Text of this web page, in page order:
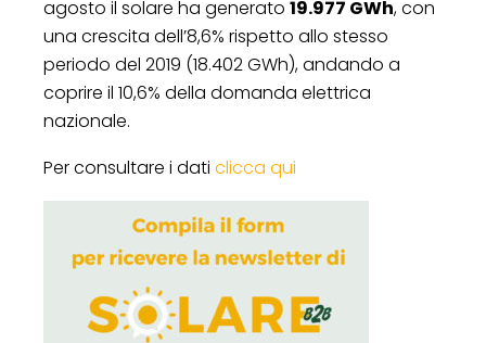
agosto il solare ha generato 19.977 GWh, con
una crescita dell’8,6% rispetto allo stesso
periodo del 2019 (18.402 GWh), andando a
coprire il 10,6% della domanda elettrica
nazionale.
Per consultare i dati clicca qui